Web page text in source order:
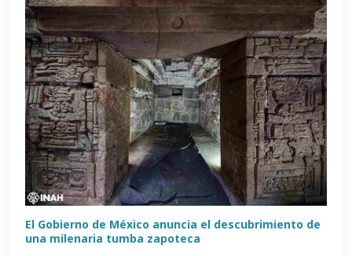
El Gobierno de México anuncia el descubrimiento de
una milenaria tumba zapoteca